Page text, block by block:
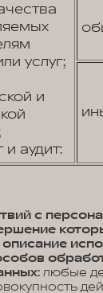
услуг;
и
аудит:
с
любые